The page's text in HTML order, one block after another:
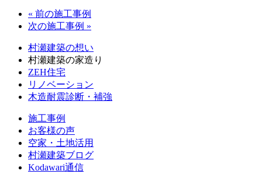
« 前の施工事例
次の施工事例 »
村瀬建築の想い
村瀬建築の家造り
ZEH住宅
リノベーション
木造耐震診断・補強
施工事例
お客様の声
空家・土地活用
村瀬建築ブログ
Kodawari通信